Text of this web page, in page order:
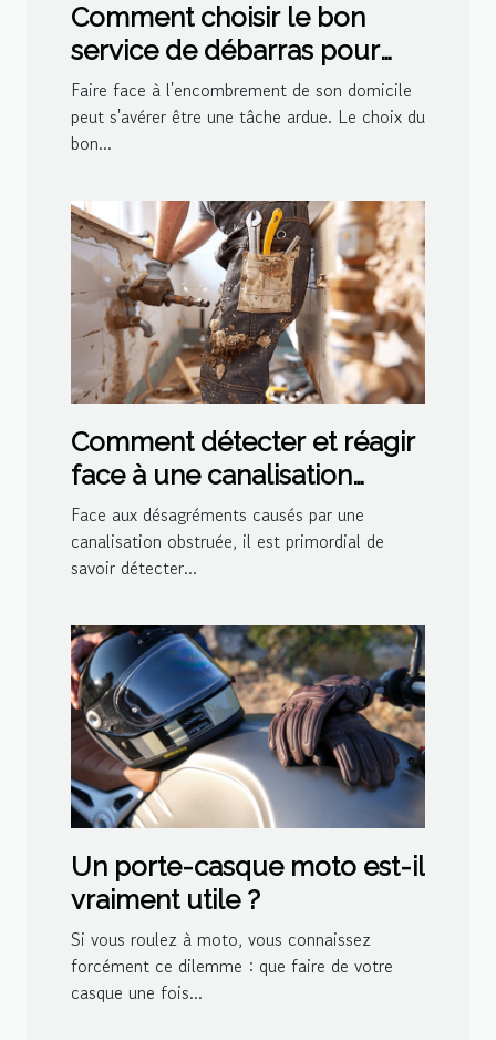
Comment choisir le bon
service de débarras pour
votre domicile
Faire face à l'encombrement de son domicile
peut s'avérer être une tâche ardue. Le choix du
bon...
Comment détecter et réagir
face à une canalisation
bouchée
Face aux désagréments causés par une
canalisation obstruée, il est primordial de
savoir détecter...
Un porte-casque moto est-il
vraiment utile ?
Si vous roulez à moto, vous connaissez
forcément ce dilemme : que faire de votre
casque une fois...